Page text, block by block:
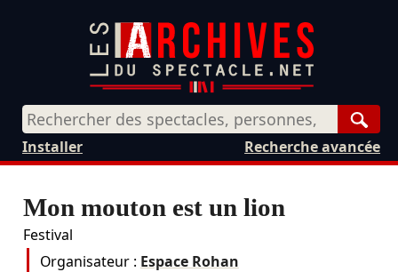
Recherche avancée
Installer
Mon mouton est un lion
Festival
Organisateur : Espace Rohan